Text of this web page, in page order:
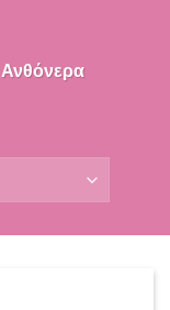
Ανθόνερα